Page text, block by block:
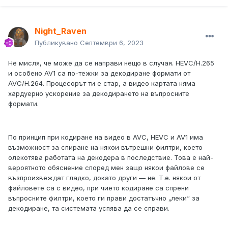
Night_Raven
Публикувано Септември 6, 2023
Не мисля, че може да се направи нещо в случая. HEVC/H.265
и особено AV1 са по-тежки за декодиране формати от
AVC/H.264. Процесорът ти е стар, а видео картата няма
хардуерно ускорение за декодирането на въпросните
формати.
По принцип при кодиране на видео в AVC, HEVC и AV1 има
възможност за спиране на някои вътрешни филтри, което
олекотява работата на декодера в последствие. Това е най-
вероятното обяснение според мен защо някои файлове се
възпроизвеждат гладко, докато други — не. Т.е. някои от
файловете са с видео, при чието кодиране са спрени
въпросните филтри, което ги прави достатъчно „леки“ за
декодиране, та системата успява да се справи.